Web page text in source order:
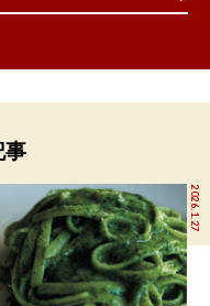
事
2026.1.27